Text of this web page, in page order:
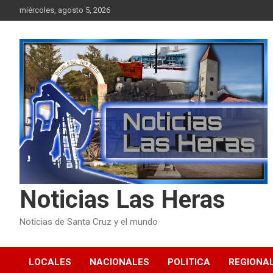
to
miércoles, agosto 5, 2026
Noticias Las Heras
Noticias de Santa Cruz y el mundo
LOCALES NACIONALES POLITICA